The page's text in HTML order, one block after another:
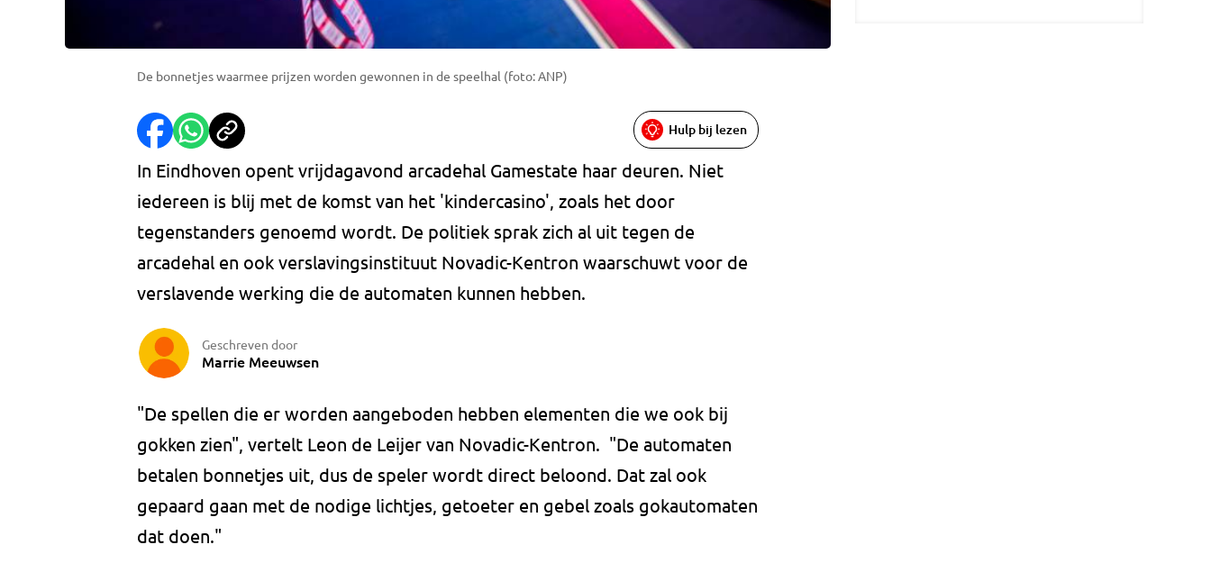
De bonnetjes waarmee prijzen worden gewonnen in de speelhal (foto: ANP)
Hulp bij lezen
In Eindhoven opent vrijdagavond arcadehal Gamestate haar deuren. Niet
iedereen is blij met de komst van het 'kindercasino', zoals het door
tegenstanders genoemd wordt. De politiek sprak zich al uit tegen de
arcadehal en ook verslavingsinstituut Novadic-Kentron waarschuwt voor de
verslavende werking die de automaten kunnen hebben.
Geschreven door
Marrie Meeuwsen
"De spellen die er worden aangeboden hebben elementen die we ook bij
gokken zien", vertelt Leon de Leijer van Novadic-Kentron. "De automaten
betalen bonnetjes uit, dus de speler wordt direct beloond. Dat zal ook
gepaard gaan met de nodige lichtjes, getoeter en gebel zoals gokautomaten
dat doen."